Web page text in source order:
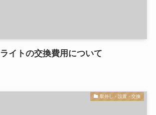
イトの交換費用について
取外し・設置・交換